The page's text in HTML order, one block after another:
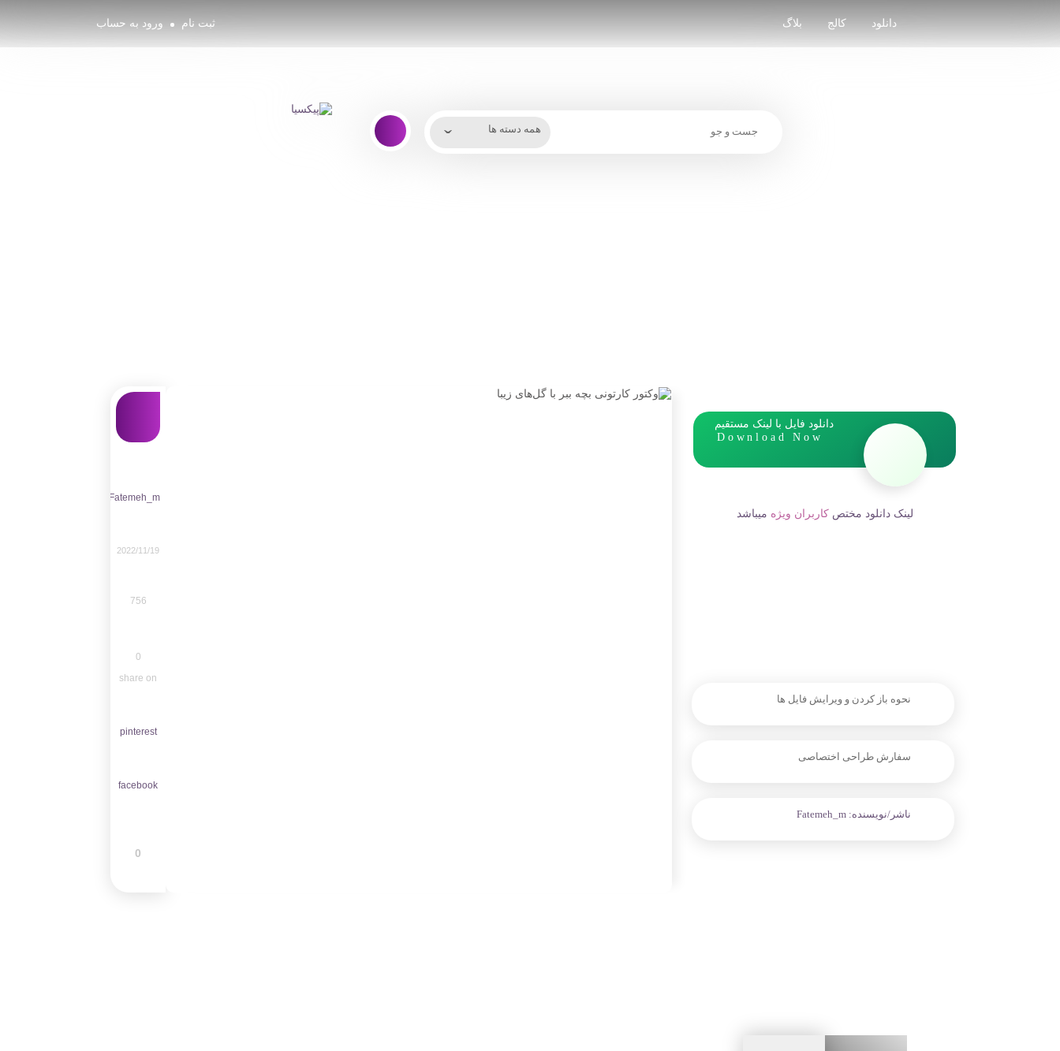
دانلود کالج بلاگ ثبت نام ورود به حساب
دانلود فایل با لینک مستقیم
Download Now
لینک دانلود مختصکاربران ویژه میباشد
نحوه باز کردن و ویرایش فایل ها
سفارش طراحی اختصاصی
ناشر/نویسنده: Fatemeh_m
Fatemeh_m
2022/11/19
756
0
share on
pinterest
facebook
0